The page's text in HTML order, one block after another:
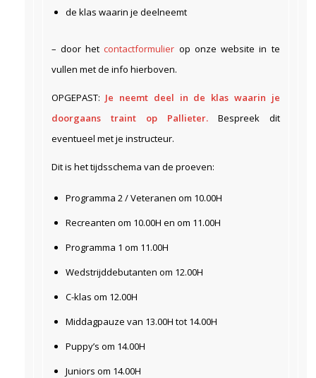
de klas waarin je deelneemt
– door hetcontactformulier op onze website in te
vullen met de info hierboven.
OPGEPAST: Je neemt deel in de klas waarin je
doorgaans traint op Pallieter. Bespreek dit
eventueel met je instructeur.
Dit is het tijdsschema van de proeven:
Programma 2 / Veteranen om 10.00H
Recreanten om 10.00H en om 11.00H
Programma 1 om 11.00H
Wedstrijddebutanten om 12.00H
C-klas om 12.00H
Middagpauze van 13.00H tot 14.00H
Puppy’s om 14.00H
Juniors om 14.00H